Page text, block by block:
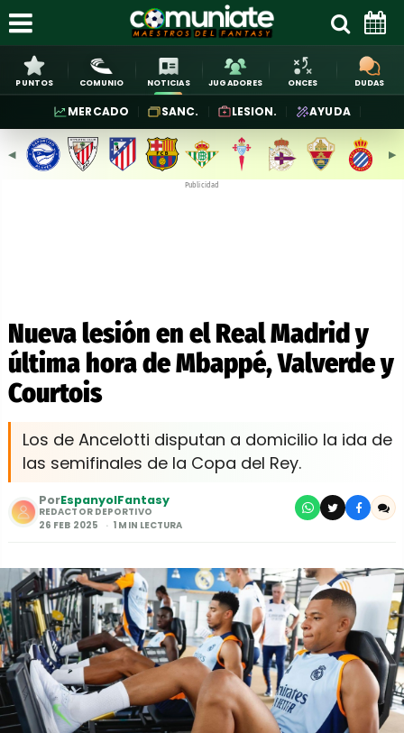
PUNTOS COMUNIO NOTICIAS JUGADORES ONCES DUDAS
MERCADO SANC. LESION. AYUDA
◀︎ ▶︎
Publicidad
Nueva lesión en el Real Madrid y
última hora de Mbappé, Valverde y
Courtois
Los de Ancelotti disputan a domicilio la ida de
las semifinales de la Copa del Rey.
PorEspanyolFantasy
REDACTOR DEPORTIVO
26 FEB 2025
1 MIN LECTURA